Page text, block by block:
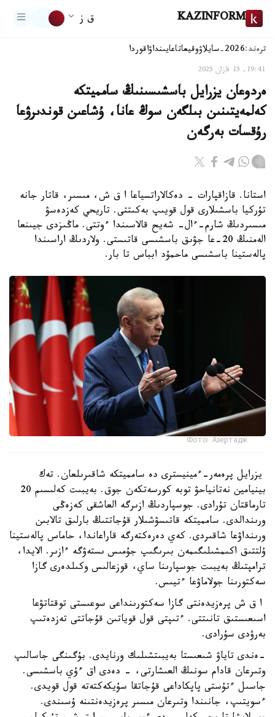
KAZINFORM ق ز
ترەند:2026-سايلاۋ وقيعاتاعايىنداۋاقوردا
19:41, 15 قازان 2025
ەردوعان يزرايل باسشىسىنىڭ سامميتكە
كەلمەيتىنىن بىلگەن سوڭ عانا، ۇشاعىن قوندىرۋعا
رۇقسات بەرگەن
استانا. قازاقپارات - دەكالاراتسياعا ا ق ش، مىسىر، قاتار جانە
تۇركيا باسشىلارى قول قويىپ بەكىتتى. تاريحي كەزدەسۋ
مىسىردىڭ شارم-ءال- شەيح قالاسىندا ءوتتى. ماڭىزدى جيىنعا
الەمنىڭ 20-عا جۋىق باسشىسى قاتىستى. ولاردىڭ اراسىندا
پالەستينا باسشىسى ماحمۇد ابباس تا بار.
Фото: Азертадж
يزرايل پرەمەر-ءمينيسترى دە سامميتكە شاقىرىلعان. تەك
بينيامين نەتانياحۋ توبە كورسەتكەن جوق. بەيبىت كەلىسىم 20
تارماقتان تۇرادى. جوسپاردىڭ ازىرگە العاشقى كەزەڭى
ورىندالدى. سامميتكە قاتىسۋشىلار قۇجاتتىڭ بارلىق تالابىن
ورىنداۋعا شاقىردى. كەي دەرەكتەرگە قاراعاندا، حاماس پالەستينا
ۇلتتىق اكىمشىلىگىمەن بىرىگىپ جۇمىس ىستەۋگە ءازىر. الايدا،
ترامپتىڭ بەيبىت جوسپارىنا ساي، قوزعالىس وكىلدەرى گازا
سەكتورىنا جولاماۋعا ءتيىس.
ا ق ش پرەزيدەنتى گازا سەكتورىنداعى سوعىستى توقتاتۋعا
اسىعىستىق تانىتتى. ءتىپتى قول قوياتىن قۇجاتتى تەزدەتىپ
بەرۋدى سۇرادى.
-ەندى تاياۋ شىعىستا بەيبىتشىلىك ورنايدى. بۇگىنگى جاسالىپ
وتىرعان قادام سونىڭ العىشارتى، - دەدى اق ءۇي باسشىسى.
جاسىل ءتۇستى پاپكاداعى قۇجاتقا سۇيكەكتەتە قول قويدى.
ءسويتىپ، جانىندا وتىرعان مىسىر پرەزيدەنتىنە ۇسىندى.